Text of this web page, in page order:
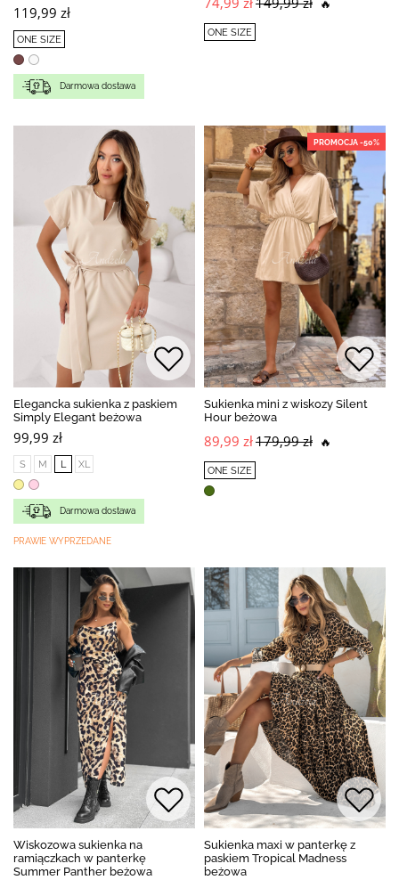
119,99 zł
ONE SIZE
Darmowa dostawa
🔥
ONE SIZE
Elegancka sukienka z paskiem
Simply Elegant beżowa
99,99 zł
S M L XL
Darmowa dostawa
PRAWIE WYPRZEDANE
PROMOCJA -50%
Sukienka mini z wiskozy Silent
Hour beżowa
89,99 zł179,99 zł 🔥
ONE SIZE
Wiskozowa sukienka na
ramiączkach w panterkę
Summer Panther beżowa
Sukienka maxi w panterkę z
paskiem Tropical Madness
beżowa